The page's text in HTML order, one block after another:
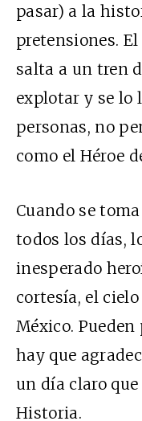
pasar) a la
pretensiones.
salta a un tren
explotar y se lo
personas, no
como el Héroe
Cuando se
todos los días,
inesperado
cortesía, el
México.
hay que
un día claro
Historia.